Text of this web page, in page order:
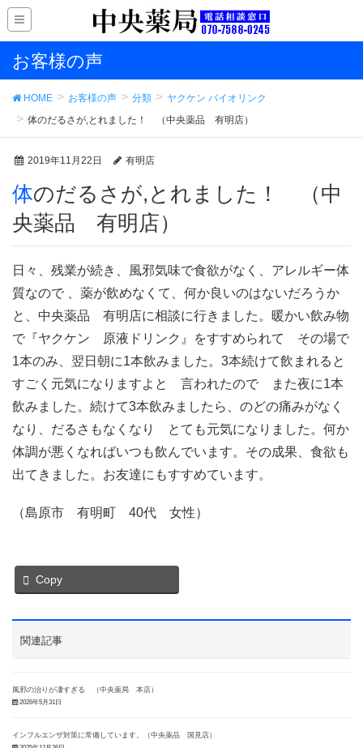
お客様の声
HOME お客様の声 分類
ヤクケン バイオリンク
体のだるさが,とれました！ （中央薬品 有明店）
2019年11月22日 有明店
体のだるさが,とれました！ （中
央薬品 有明店）
日々、残業が続き、風邪気味で食欲がなく、アレルギー体
質なので 、薬が飲めなくて、何か良いのはないだろうか
と、中央薬品 有明店に相談に行きました。暖かい飲み物
で『ヤクケン 原液ドリンク』をすすめられて その場で
1本のみ、翌日朝に1本飲みました。3本続けて飲まれると
すごく元気になりますよと 言われたので また夜に1本
飲みました。続けて3本飲みましたら、のどの痛みがなく
なり、だるさもなくなり とても元気になりました。何か
体調が悪くなればいつも飲んでいます。その成果、食欲も
出てきました。お友達にもすすめています。
（島原市 有明町 40代 女性）
Copy
関連記事
風邪の治りが凄すぎる （中央薬局 本店）
2026年5月31日
インフルエンザ対策に常備しています。（中央薬品 国見店）